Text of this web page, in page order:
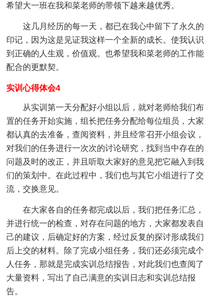
希望大一班在我和菜老师的带领下越来越优秀。
这几月经历的每一天，都已在我心中留下了永久的
印记，因为这是见证我这样一个全新的成长。使我认识
到正确的人生观，价值观。也希望我和菜老师的工作能
配合的更默契。
实训心得体会4
从实训第一天分配好小组以后，就对老师给我们布
置的任务开始实施，组长把任务分配给每位组员，大家
都认真的去准备，查阅资料，并且经常召开小组会议，
对我们的任务进行一次次的讨论研究，找到当中存在的
问题及时的改正，并且听取大家好的意见把它融入到我
们的策划中。在此过程中，我们也与其它小组进行了交
流，交换意见。
在大家各自的任务都完成以后，我们把任务汇总，
并进行统一的检查，对存在问题的地方，大家都发表自
己的建议，后确定好的方案，经过反复的探讨形成我们
后上交的材料。除了完成小组任务，我们还必须完成个
人任务，那就是完成实训总结报告，对此我们也查阅了
大量资料，写出了自己满意的实训日志和实训总结报
告。